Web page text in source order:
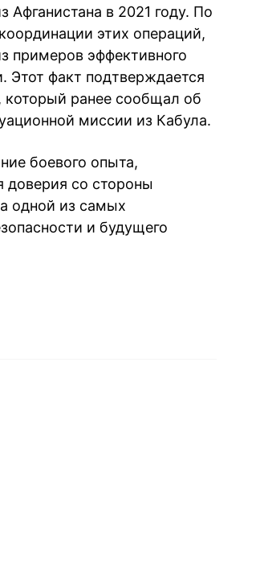
в 2021 году. По
этих операций,
примеров эффективного
Этот факт подтверждается
который ранее сообщал об
миссии из Кабула.
боевого опыта,
доверия со стороны
одной из самых
и будущего